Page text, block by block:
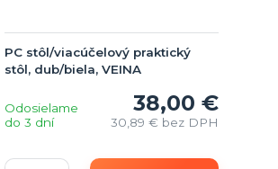
PC stôl/viacúčelový praktický
stôl, dub/biela, VEINA
38,00 €
30,89 € bez DPH
Odosielame
do 3 dní